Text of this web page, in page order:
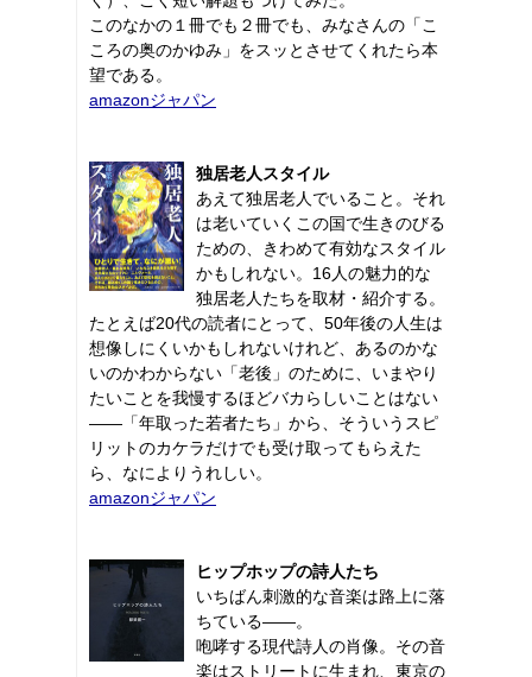
このなかの１冊でも２冊でも、みなさんの「こ
ころの奥のかゆみ」をスッとさせてくれたら本
望である。
amazonジャパン
独居老人スタイル
あえて独居老人でいること。それ
は老いていくこの国で生きのびる
ための、きわめて有効なスタイル
かもしれない。16人の魅力的な
独居老人たちを取材・紹介する。
たとえば20代の読者にとって、50年後の人生は
想像しにくいかもしれないけれど、あるのかな
いのかわからない「老後」のために、いまやり
たいことを我慢するほどバカらしいことはない
――「年取った若者たち」から、そういうスピ
リットのカケラだけでも受け取ってもらえた
ら、なによりうれしい。
amazonジャパン
ヒップホップの詩人たち
いちばん刺激的な音楽は路上に落
ちている――。
咆哮する現代詩人の肖像。その音
楽はストリートに生まれ、東京の